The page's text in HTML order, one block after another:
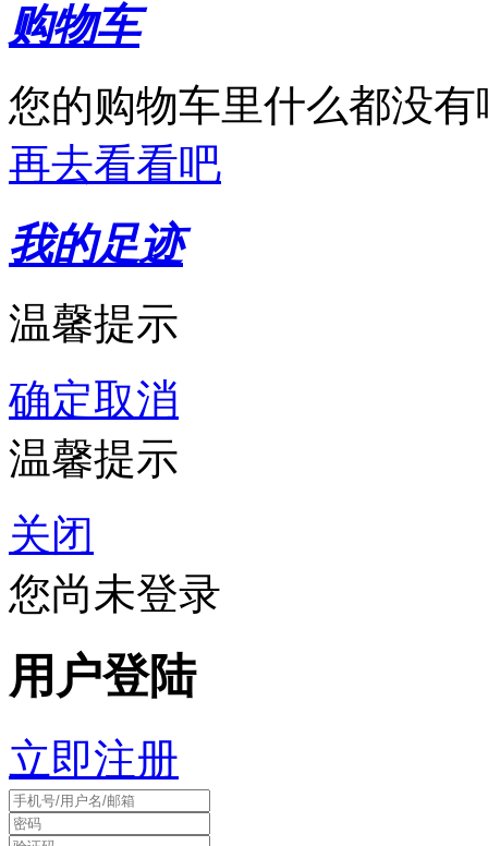
购物车
您的购物车里什么都没有
再去看看吧
我的足迹
温馨提示
确定取消
温馨提示
关闭
您尚未登录
用户登陆
立即注册